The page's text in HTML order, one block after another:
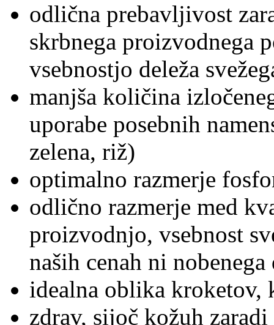
odlična prebavljivost
skrbnega proizvodnega
vsebnostjo deleža
manjša količina
uporabe posebnih
zelena, riž)
optimalno razmerje
odlično razmerje med
proizvodnjo, vsebnost
naših cenah ni
idealna oblika
zdrav, sijoč kožuh